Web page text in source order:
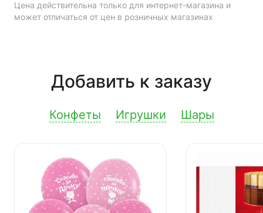
Цена действительна только для интернет-магазина и
может отличаться от цен в розничных магазинах
Добавить к заказу
Конфеты Игрушки Шары